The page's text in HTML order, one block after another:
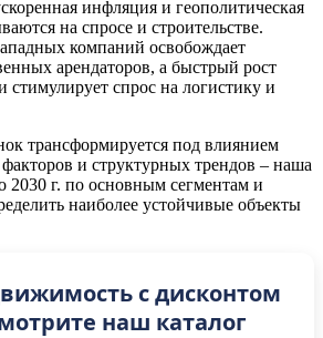
инфляция и геополитическая
на спросе и строительстве.
компаний освобождает
арендаторов, а быстрый рост
стимулирует спрос на логистику и
трансформируется под влиянием
и структурных трендов – наша
2030 г. по основным сегментам и
наиболее устойчивые объекты
с дисконтом
наш каталог